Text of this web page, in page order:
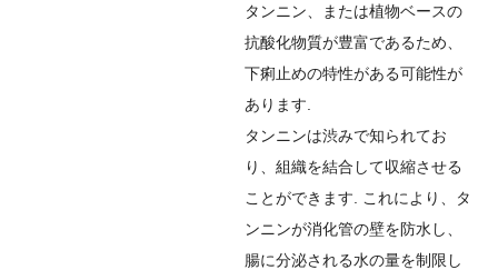
タンニン、または植物ベースの
抗酸化物質が豊富であるため、
下痢止めの特性がある可能性が
あります.
タンニンは渋みで知られてお
り、組織を結合して収縮させる
ことができます. これにより、タ
ンニンが消化管の壁を防水し、
腸に分泌される水の量を制限し